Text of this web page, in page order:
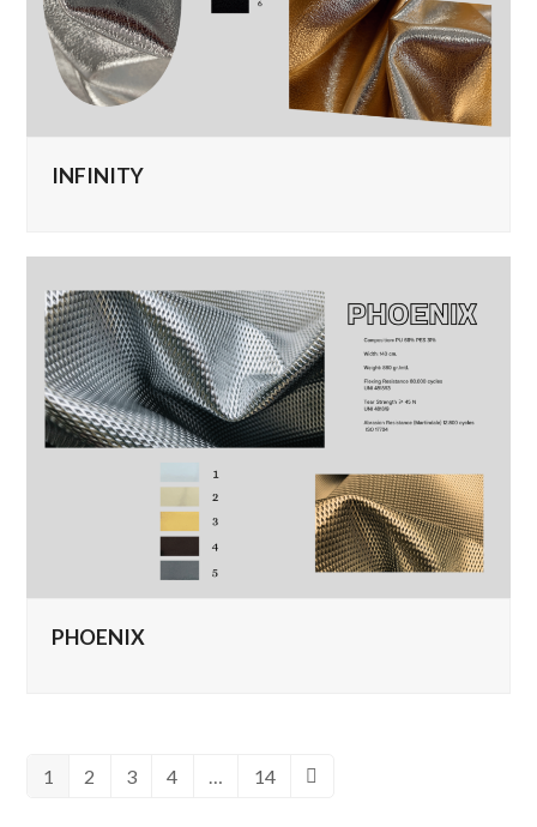
INFINITY
PHOENIX
Pagina
1 Pagina
2 Pagina
3 Pagina
4 Pagina
14 Successivo